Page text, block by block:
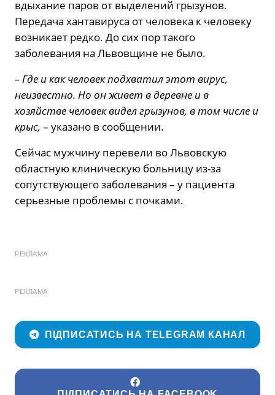
вдыхание паров от выделений грызунов.
Передача хантавируса от человека к человеку
возникает редко. До сих пор такого
заболевания на Львовщине не было.
– Где и как человек подхватил этот вирус,
неизвестно. Но он живет в деревне и в
хозяйстве человек видел грызунов, в том числе и
крыс, – указано в сообщении.
Сейчас мужчину перевели во Львовскую
областную клиническую больницу из-за
сопутствующего заболевания – у пациента
серьезные проблемы с почками.
РЕКЛАМА
РЕКЛАМА
ПІДПИСАТИСЬ НА TELEGRAM КАНАЛ